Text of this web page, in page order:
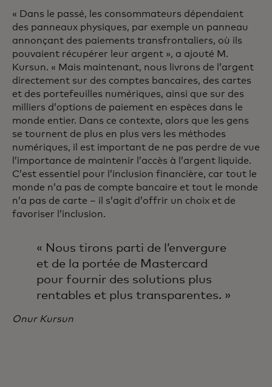
« Dans le passé, les consommateurs dépendaient
des panneaux physiques, par exemple un panneau
annonçant des paiements transfrontaliers, où ils
pouvaient récupérer leur argent », a ajouté M.
Kursun. « Mais maintenant, nous livrons de l’argent
directement sur des comptes bancaires, des cartes
et des portefeuilles numériques, ainsi que sur des
milliers d’options de paiement en espèces dans le
monde entier. Dans ce contexte, alors que les gens
se tournent de plus en plus vers les méthodes
numériques, il est important de ne pas perdre de vue
l’importance de maintenir l’accès à l’argent liquide.
C’est essentiel pour l’inclusion financière, car tout le
monde n’a pas de compte bancaire et tout le monde
n’a pas de carte – il s’agit d’offrir un choix et de
favoriser l’inclusion.
« Nous tirons parti de l’envergure
et de la portée de Mastercard
pour fournir des solutions plus
rentables et plus transparentes. »
Onur Kursun